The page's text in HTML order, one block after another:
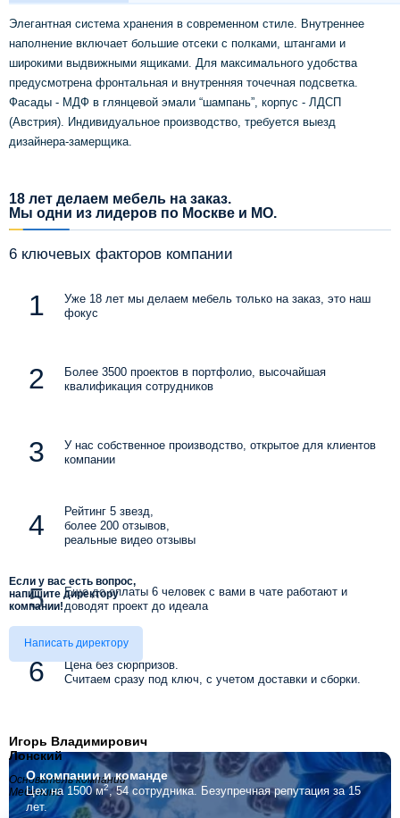
Элегантная система хранения в современном стиле. Внутреннее
наполнение включает большие отсеки с полками, штангами и
широкими выдвижными ящиками. Для максимального удобства
предусмотрена фронтальная и внутренняя точечная подсветка.
Фасады - МДФ в глянцевой эмали “шампань”, корпус - ЛДСП
(Австрия). Индивидуальное производство, требуется выезд
дизайнера-замерщика.
18 лет делаем мебель на заказ.
Мы одни из лидеров по Москве и МО.
6 ключевых факторов компании
Уже 18 лет мы делаем мебель только на заказ, это наш
фокус
Более 3500 проектов в портфолио, высочайшая
квалификация сотрудников
У нас собственное производство, открытое для клиентов
компании
Рейтинг 5 звезд,
более 200 отзывов,
реальные видео отзывы
Еще до оплаты 6 человек с вами в чате работают и
доводят проект до идеала
Цена без сюрпризов.
Считаем сразу под ключ, с учетом доставки и сборки.
Если у вас есть вопрос,
напишите директору
компании!
Написать директору
Игорь Владимирович
Лонский
Основатель компании
Мебелино
О компаниии команде
Цех на 1500 м2, 54 сотрудника. Безупречная репутация за 15
лет.